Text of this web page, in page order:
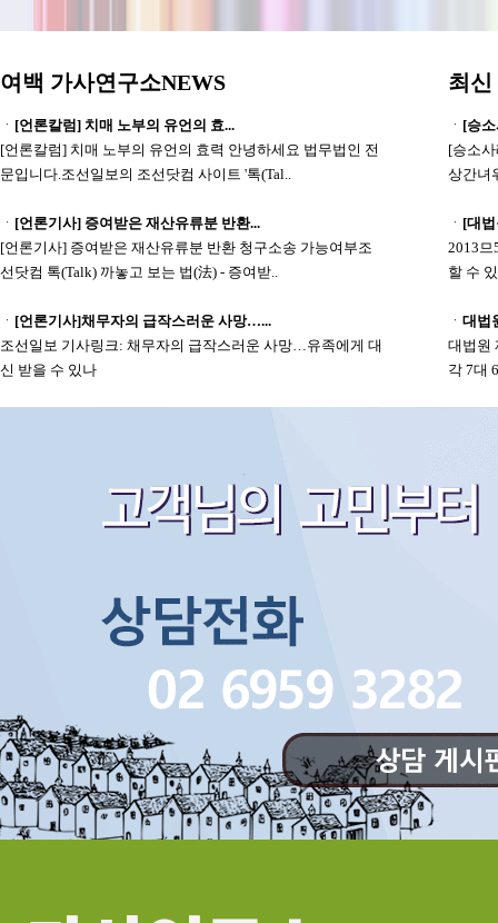
여백 가사연구소NEWS
ㆍ [언론칼럼] 치매 노부의 유언의 효...
[언론칼럼] 치매 노부의 유언의 효력 안녕하세요 법무법인 전
문입니다.조선일보의 조선닷컴 사이트 '톡(Tal..
ㆍ [언론기사] 증여받은 재산유류분 반환...
[언론기사] 증여받은 재산유류분 반환 청구소송 가능여부조
선닷컴 톡(Talk) 까놓고 보는 법(法) - 증여받..
ㆍ [언론기사]채무자의 급작스러운 사망…...
조선일보 기사링크: 채무자의 급작스러운 사망…유족에게 대
신 받을 수 있나
최신
ㆍ [승
[승소
상간녀
ㆍ [대
2013므
할 수
ㆍ 대법
대법원
각 7대